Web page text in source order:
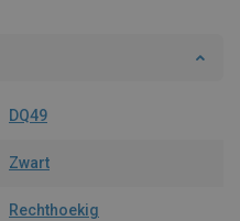
DQ49
Zwart
Rechthoekig